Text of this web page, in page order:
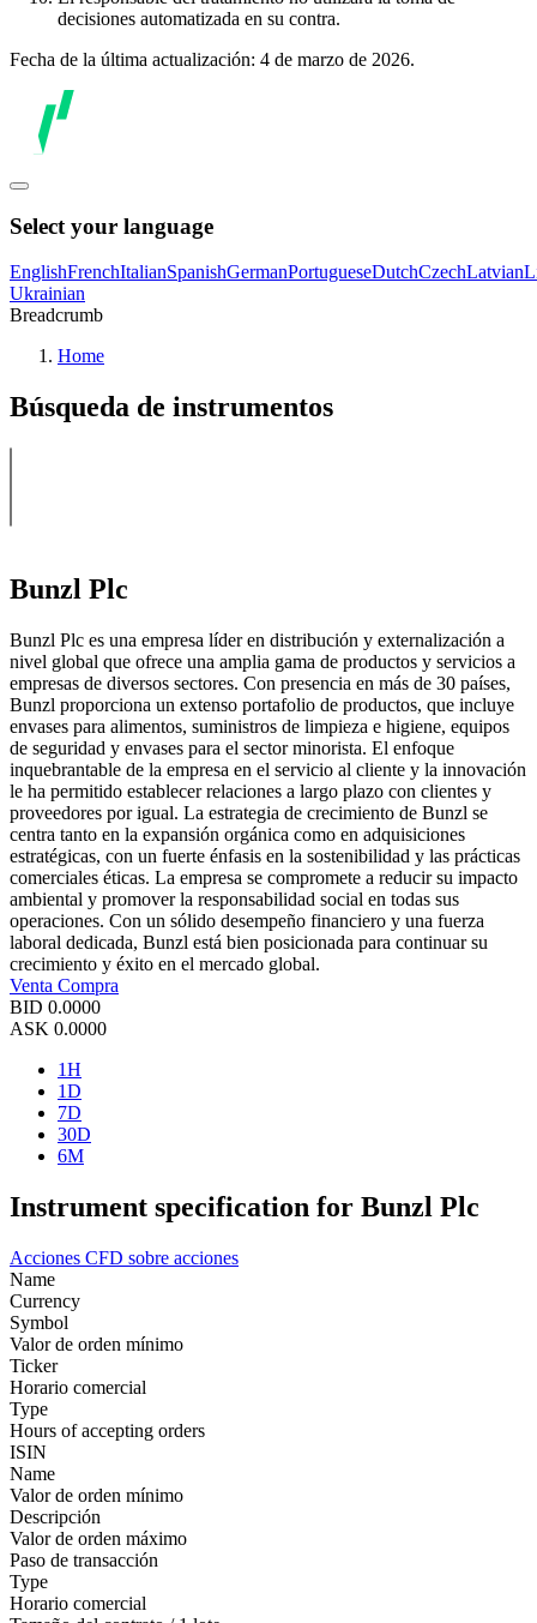
decisiones automatizada en su contra.
Fecha de la última actualización: 4 de marzo de 2026.
Select your language
EnglishFrenchItalianSpanishGermanPortugueseDutchCzechLatvian
Ukrainian
Breadcrumb
Home
Búsqueda de instrumentos
Bunzl Plc
Bunzl Plc es una empresa líder en distribución y externalización a
nivel global que ofrece una amplia gama de productos y servicios a
empresas de diversos sectores. Con presencia en más de 30 países,
Bunzl proporciona un extenso portafolio de productos, que incluye
envases para alimentos, suministros de limpieza e higiene, equipos
de seguridad y envases para el sector minorista. El enfoque
inquebrantable de la empresa en el servicio al cliente y la innovación
le ha permitido establecer relaciones a largo plazo con clientes y
proveedores por igual. La estrategia de crecimiento de Bunzl se
centra tanto en la expansión orgánica como en adquisiciones
estratégicas, con un fuerte énfasis en la sostenibilidad y las prácticas
comerciales éticas. La empresa se compromete a reducir su impacto
ambiental y promover la responsabilidad social en todas sus
operaciones. Con un sólido desempeño financiero y una fuerza
laboral dedicada, Bunzl está bien posicionada para continuar su
crecimiento y éxito en el mercado global.
Venta Compra
BID 0.0000
ASK 0.0000
1H
1D
7D
30D
6M
Instrument specification for Bunzl Plc
Acciones CFD sobre acciones
Name
Currency
Symbol
Valor de orden mínimo
Ticker
Horario comercial
Type
Hours of accepting orders
ISIN
Name
Valor de orden mínimo
Descripción
Valor de orden máximo
Paso de transacción
Type
Horario comercial